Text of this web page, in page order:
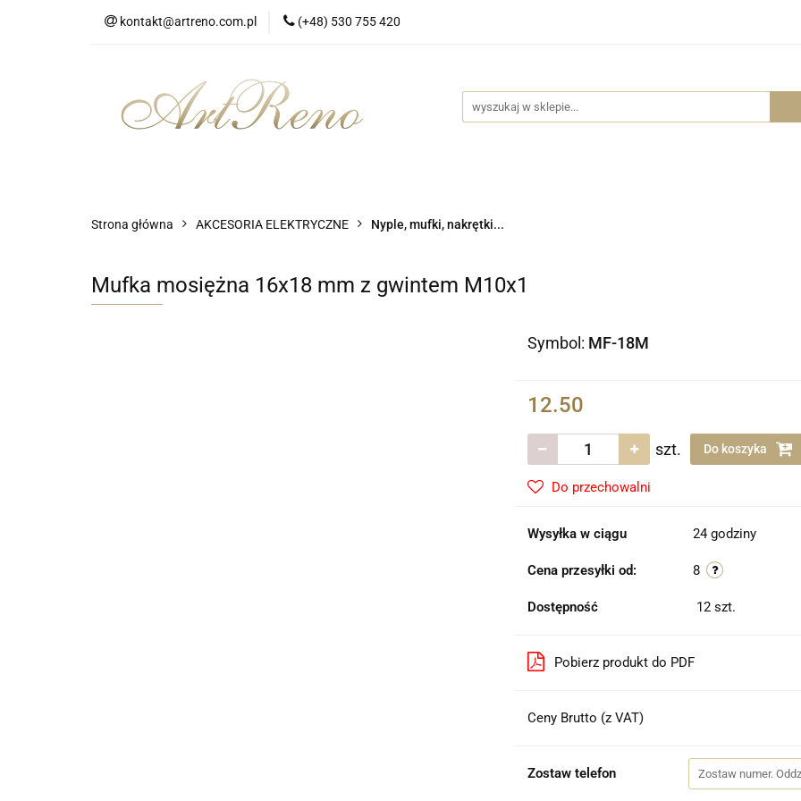
kontakt@artreno.com.pl (+48) 530 755 420
Strona główna Wszystkie kategorie
Dostawa
Strona główna AKCESORIA ELEKTRYCZNE Nyple, mufki, nakrętki...
Mufka mosiężna 16x18 mm z gwintem M10x1
Symbol: MF-18M
12.50
szt. Do koszyka
Do przechowalni
Wysyłka w ciągu 24 godziny
Cena przesyłki od: 8
Dostępność 12 szt.
Pobierz produkt do PDF
Ceny Brutto (z VAT)
Zostaw telefon